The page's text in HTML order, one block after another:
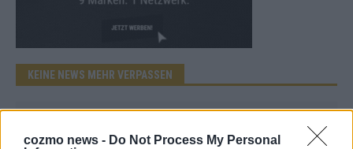
cozmo news - Do Not Process My Personal
KEINE NEWS MEHR VERPASSEN